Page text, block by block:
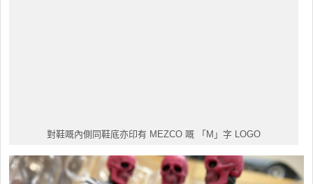
對鞋嘅內側同鞋底亦印有 MEZCO 嘅 「M」字 LOGO